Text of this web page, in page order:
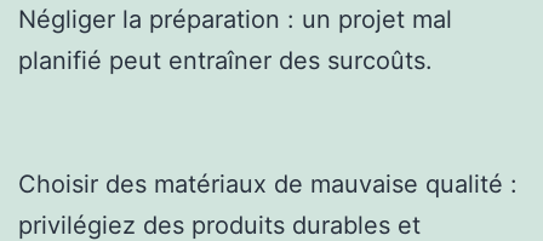
Négliger la préparation : un projet mal
planifié peut entraîner des surcoûts.
Choisir des matériaux de mauvaise qualité :
privilégiez des produits durables et